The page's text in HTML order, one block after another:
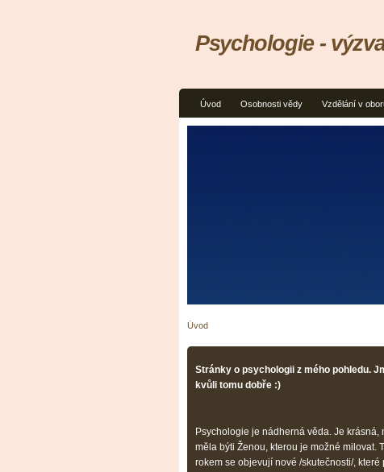
Úvod Osobnosti vědy Vzdělání v
Psychologie -
Úvod
Stránky o psychologii z mého pohledu.
kvůli tomu dobře :)
Psychologie je nádherná věda. Je
měla býti Ženou, kterou je možné milovat.
rokem se objevují nové /skutečnosti/,